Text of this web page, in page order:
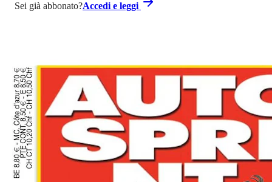
Sei già abbonato?Accedi e leggi